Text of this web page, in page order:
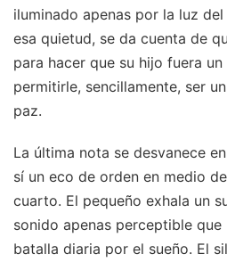
iluminado apenas por la luz
esa quietud, se da cuenta de
para hacer que su hijo fuera
permitirle, sencillamente, ser
paz.
La última nota se desvanece
sí un eco de orden en medio
cuarto. El pequeño exhala un
sonido apenas perceptible
batalla diaria por el sueño. El